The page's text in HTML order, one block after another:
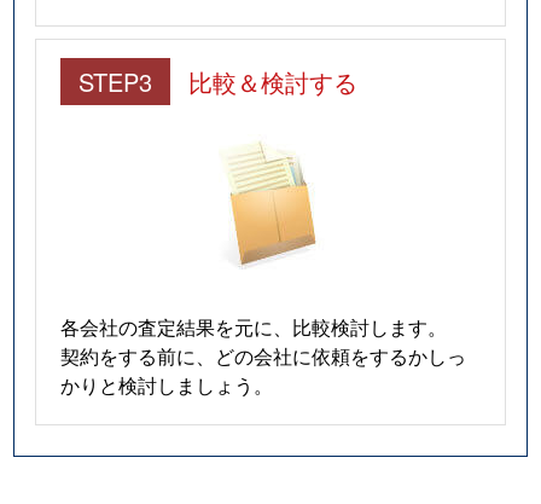
STEP3 比較＆検討する
各会社の査定結果を元に、比較検討します。
契約をする前に、どの会社に依頼をするかしっ
かりと検討しましょう。